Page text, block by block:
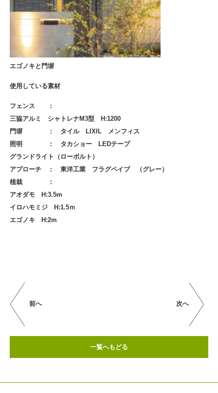
エゴノキと門塀
使用している素材
フェンス ：
三協アルミ シャトレナM3型 H:1200
門塀 ： タイル LIXIL メンフィス
照明 ： タカショー LEDテープ
グランドライト（ローボルト）
アプローチ ： 東洋工業 フラグペイブ （グレー）
植栽 ：
アオダモ H:3.5m
イロハモミジ H:1.5ｍ
エゴノキ H:2m
前へ 次へ
一覧へもどる